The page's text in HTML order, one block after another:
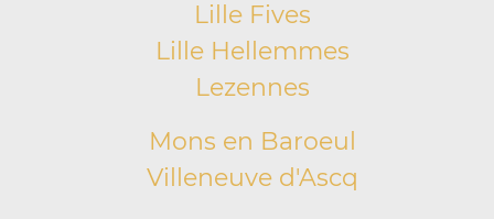
Lille Fives
Lille Hellemmes
Lezennes
Mons en Baroeul
Villeneuve d'Ascq